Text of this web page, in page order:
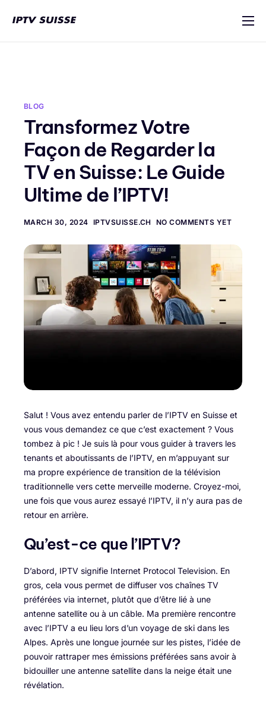
IPTV Suisse
Contact
BLOG
Transformez Votre
Façon de Regarder la
TV en Suisse: Le Guide
Ultime de l’IPTV!
MARCH 30, 2024 IPTVSUISSE.CH NO COMMENTS YET
Salut ! Vous avez entendu parler de l’IPTV en Suisse et
vous vous demandez ce que c’est exactement ? Vous
tombez à pic ! Je suis là pour vous guider à travers les
tenants et aboutissants de l’IPTV, en m’appuyant sur
ma propre expérience de transition de la télévision
traditionnelle vers cette merveille moderne. Croyez-moi,
une fois que vous aurez essayé l’IPTV, il n’y aura pas de
retour en arrière.
Qu’est-ce que l’IPTV?
D’abord, IPTV signifie Internet Protocol Television. En
gros, cela vous permet de diffuser vos chaînes TV
préférées via internet, plutôt que d’être lié à une
antenne satellite ou à un câble. Ma première rencontre
avec l’IPTV a eu lieu lors d’un voyage de ski dans les
Alpes. Après une longue journée sur les pistes, l’idée de
pouvoir rattraper mes émissions préférées sans avoir à
bidouiller une antenne satellite dans la neige était une
révélation.